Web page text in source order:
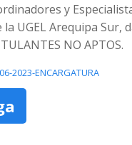
y
la UGEL Arequipa Sur,
NO APTOS.
2023-ENCARGATURA